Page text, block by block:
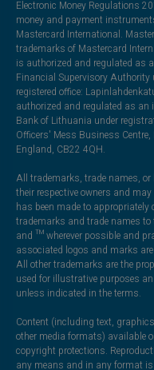
Electronic Money Regulations
money and payment
Mastercard International.
trademarks of Mastercard
is authorized and regulated as
Financial Supervisory
registered office:
authorized and regulated as an
Bank of Lithuania under
Officers' Mess Business
England, CB22 4QH.
All trademarks, trade names, or
their respective owners and
has been made to
trademarks and trade names
and ™ wherever possible and
associated logos and marks
All other trademarks are the
used for illustrative purposes
unless indicated in the terms.
Content (including text,
other media formats) available
copyright protections.
any means and in any format